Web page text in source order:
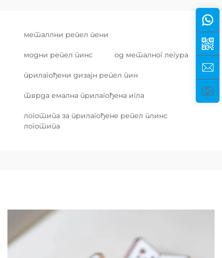
металлни репел пени
модни репел пинс од металног легура
прилагођени дизајн репел пин
тврда емална прилагођена игла
логотипа за прилагођене репел плинс
логотипа